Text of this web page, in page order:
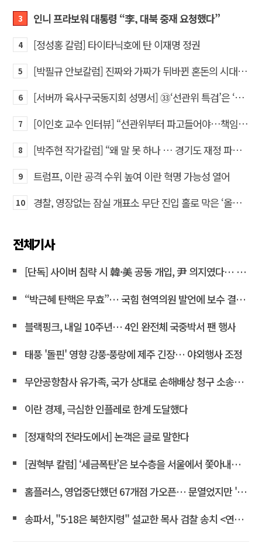
3 인니 프라보워 대통령 “李, 대북 중재 요청했다”
4 [정성홍 칼럼] 타이타닉호에 탄 이재명 정권
5 [박필규 안보칼럼] 진짜와 가짜가 뒤바뀐 혼돈의 시대, 안보 파탄은 막아야
6 [서버까 육사구국동지회 성명서] ㉝‘선관위 특검’은 ‘부정선거 특검’으로 명명하고 박주현 변호사를 ‘특검’으로 임명하라!
7 [이인호 교수 인터뷰] “선관위부터 파고들어야…책임자 직접 고발하라”
8 [박주현 작가칼럼] “왜 말 못 하나 … 경기도 재정 파탄의 진짜 원인을”
9 트럼프, 이란 공격 수위 높여 이란 혁명 가능성 열어
10 경찰, 영장없는 잠실 개표소 무단 진입 홀로 막은 ‘올다르크’ 불구속 송치
전체기사
[단독] 사이버 침략 시 韓·美 공동 개입, 尹 의지였다… 김용현 장관 옥중 서신서 밝혀
“박근혜 탄핵은 무효”… 국힘 현역의원 발언에 보수 결집 목소리 고조
블랙핑크, 내일 10주년… 4인 완전체 국중박서 팬 행사
태풍 '돌핀' 영향 강풍·풍랑에 제주 긴장… 야외행사 조정
무안공항참사 유가족, 국가 상대로 손해배상 청구 소송한다
이란 경제, 극심한 인플레로 한계 도달했다
[정재학의 전라도에서] 논객은 글로 말한다
[권혁부 칼럼] ‘세금폭탄’은 보수층을 서울에서 쫓아내려는 계획
홈플러스, 영업중단했던 67개점 가오픈… 문열었지만 '텅빈 매대'
송파서, "5·18은 북한지령" 설교한 목사 검찰 송치 <연합뉴스>